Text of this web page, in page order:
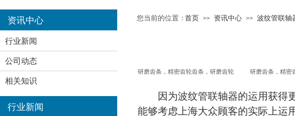
资讯中心 您当前的位置：首页 >> 资讯中心 >> 波纹管联轴
行业新闻
公司动态
相关知识
研磨齿条，精密齿轮齿条，研磨齿轮 研磨齿条，精密
因为波纹管联轴器的运用获得
能够考虑上海大众顾客的实际上运
行业新闻